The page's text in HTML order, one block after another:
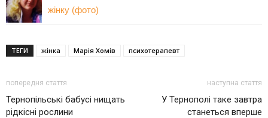
жінку (фото)
ТЕГИ жінка Марія Хомів психотерапевт
попередня стаття
Тернопільські бабусі нищать
рідкісні рослини
наступна стаття
У Тернополі таке завтра
станеться вперше